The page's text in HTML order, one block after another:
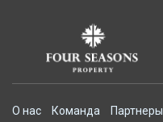
О нас Команда Партнеры